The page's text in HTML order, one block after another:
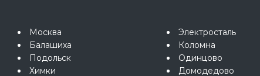
Москва
Балашиха
Подольск
Химки
Электросталь
Коломна
Одинцово
Домодедово